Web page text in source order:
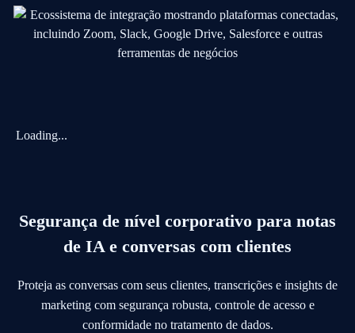
Loading...
Segurança de nível corporativo para notas
de IA e conversas com clientes
Proteja as conversas com seus clientes, transcrições e insights de
marketing com segurança robusta, controle de acesso e
conformidade no tratamento de dados.